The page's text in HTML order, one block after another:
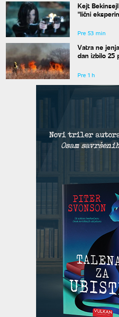
Kejt
"lični
Pre 53 min
Vatra ne
dan izbilo 25
Pre 1 h